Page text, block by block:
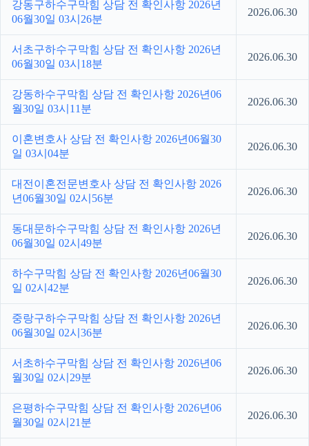
강동구하수구막힘 상담 전 확인사항 2026년
06월30일 03시26분
2026.06.30
서초구하수구막힘 상담 전 확인사항 2026년
06월30일 03시18분
2026.06.30
강동하수구막힘 상담 전 확인사항 2026년06
월30일 03시11분
2026.06.30
이혼변호사 상담 전 확인사항 2026년06월30
일 03시04분
2026.06.30
대전이혼전문변호사 상담 전 확인사항 2026
년06월30일 02시56분
2026.06.30
동대문하수구막힘 상담 전 확인사항 2026년
06월30일 02시49분
2026.06.30
하수구막힘 상담 전 확인사항 2026년06월30
일 02시42분
2026.06.30
중랑구하수구막힘 상담 전 확인사항 2026년
06월30일 02시36분
2026.06.30
서초하수구막힘 상담 전 확인사항 2026년06
월30일 02시29분
2026.06.30
은평하수구막힘 상담 전 확인사항 2026년06
월30일 02시21분
2026.06.30